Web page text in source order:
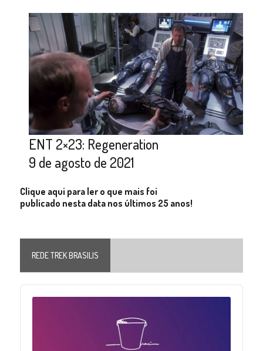
ENT 2×23: Regeneration
9 de agosto de 2021
Clique aqui para ler o que mais foi
publicado nesta data nos últimos 25 anos!
REDE TREK BRASILIS
Audio
Player